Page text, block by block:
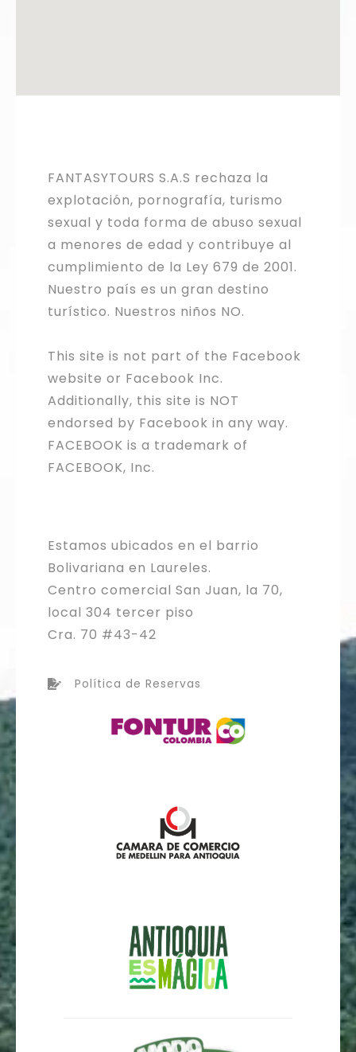
FANTASYTOURS S.A.S rechaza la
explotación, pornografía, turismo
sexual y toda forma de abuso sexual
a menores de edad y contribuye al
cumplimiento de la Ley 679 de 2001.
Nuestro país es un gran destino
turístico. Nuestros niños NO.
This site is not part of the Facebook
website or Facebook Inc.
Additionally, this site is NOT
endorsed by Facebook in any way.
FACEBOOK is a trademark of
FACEBOOK, Inc.
Estamos ubicados en el barrio
Bolivariana en Laureles.
Centro comercial San Juan, la 70,
local 304 tercer piso
Cra. 70 #43-42
Política de Reservas